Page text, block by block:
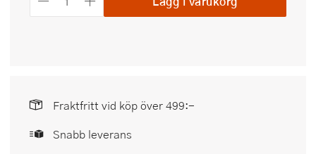
Fraktfritt vid köp över 499:-
Snabb leverans